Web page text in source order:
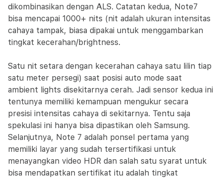
dikombinasikan dengan ALS. Catatan kedua, Note7
bisa mencapai 1000+ nits (nit adalah ukuran intensitas
cahaya tampak, biasa dipakai untuk menggambarkan
tingkat kecerahan/brightness.
Satu nit setara dengan kecerahan cahaya satu lilin tiap
satu meter persegi) saat posisi auto mode saat
ambient lights disekitarnya cerah. Jadi sensor kedua ini
tentunya memiliki kemampuan mengukur secara
presisi intensitas cahaya di sekitarnya. Tentu saja
spekulasi ini hanya bisa dipastikan oleh Samsung.
Selanjutnya, Note 7 adalah ponsel pertama yang
memiliki layar yang sudah tersertifikasi untuk
menayangkan video HDR dan salah satu syarat untuk
bisa mendapatkan sertifikat itu adalah tingkat